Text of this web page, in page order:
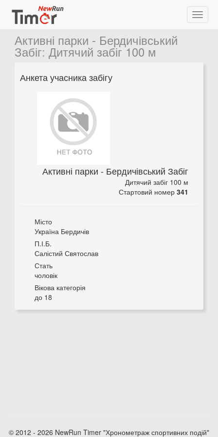
Активні парки - Бердичівський
Забіг: Дитячий забіг 100 м
Анкета учасника забігу
Активні парки - Бердичівський Забіг
Дитячий забіг 100 м
Стартовий номер 341
Місто
Україна Бердичів
П.І.Б.
Салістий Святослав
Стать
чоловік
Вікова категорія
до 18
© 2012 - 2026 NewRun Timer "Хронометраж спортивних подій"